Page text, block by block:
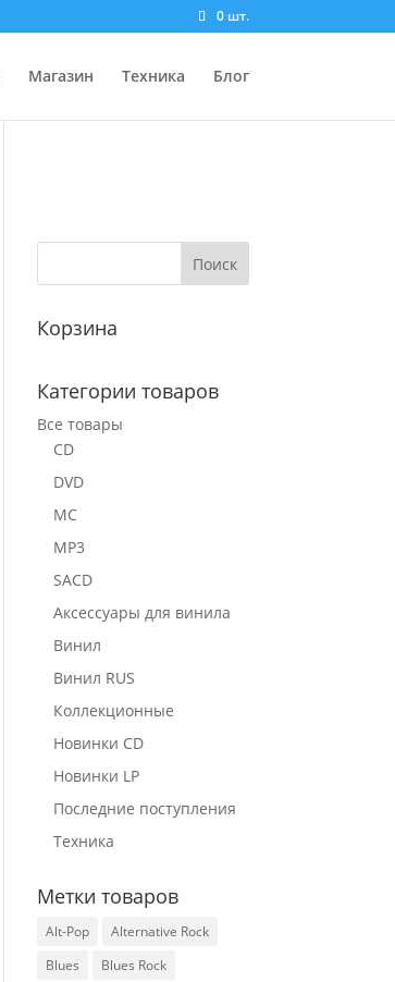
0 шт.
Магазин Техника Блог
Корзина
Категории товаров
Все товары
CD
DVD
MC
MP3
SACD
Аксессуары для винила
Винил
Винил RUS
Коллекционные
Новинки CD
Новинки LP
Последние поступления
Техника
Метки товаров
Alt-Pop
Alternative Rock
Blues
Blues Rock